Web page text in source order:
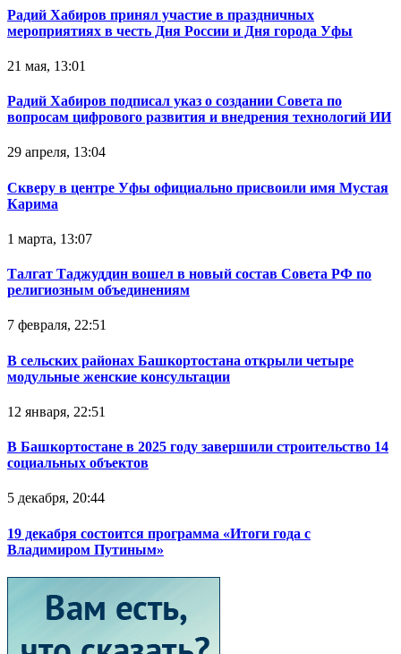
Радий Хабиров принял участие в праздничных
мероприятиях в честь Дня России и Дня города Уфы
21 мая, 13:01
Радий Хабиров подписал указ о создании Совета по
вопросам цифрового развития и внедрения технологий ИИ
29 апреля, 13:04
Скверу в центре Уфы официально присвоили имя Мустая
Карима
1 марта, 13:07
Талгат Таджуддин вошел в новый состав Совета РФ по
религиозным объединениям
7 февраля, 22:51
В сельских районах Башкортостана открыли четыре
модульные женские консультации
12 января, 22:51
В Башкортостане в 2025 году завершили строительство 14
социальных объектов
5 декабря, 20:44
19 декабря состоится программа «Итоги года с
Владимиром Путиным»